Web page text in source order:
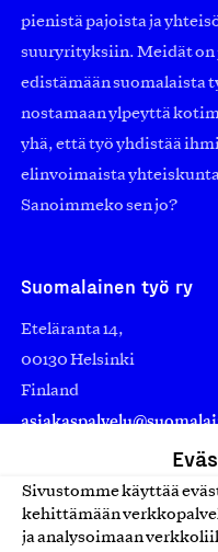
Sivustomme käyttää
kehittämään
ja analysoimaan
pienistä pajoista ja
suuryrityksiin. Meidät on
edistämään suomalaista
nostamaan ylpeyttä
yhä, että työ yhdistää
elinvoimaista
Sanoimmeko sen jo?
Suomalainen työ ry
Eteläranta 14,
00130 Helsinki
Finland